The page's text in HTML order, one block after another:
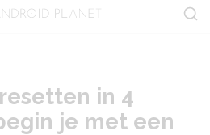
in 4
je met een